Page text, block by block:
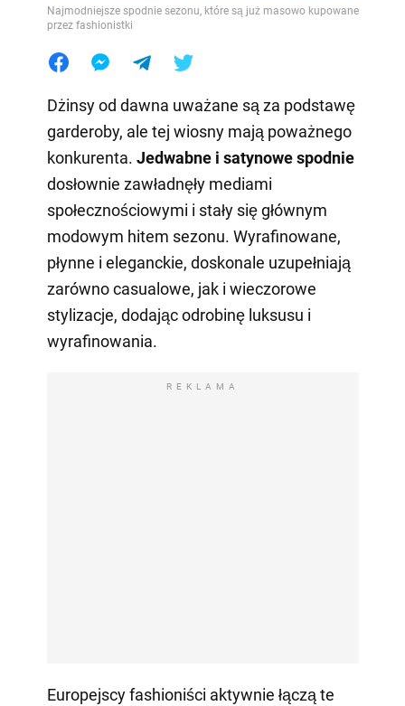
Najmodniejsze spodnie sezonu, które są już masowo kupowane
przez fashionistki
Dżinsy od dawna uważane są za podstawę
garderoby, ale tej wiosny mają poważnego
konkurenta. Jedwabne i satynowe spodnie
dosłownie zawładnęły mediami
społecznościowymi i stały się głównym
modowym hitem sezonu. Wyrafinowane,
płynne i eleganckie, doskonale uzupełniają
zarówno casualowe, jak i wieczorowe
stylizacje, dodając odrobinę luksusu i
wyrafinowania.
REKLAMA
Europejscy fashioniści aktywnie łączą te